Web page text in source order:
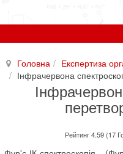
Головна
Експертиза
Інфрачервона
Рейтинг 4.59 (17